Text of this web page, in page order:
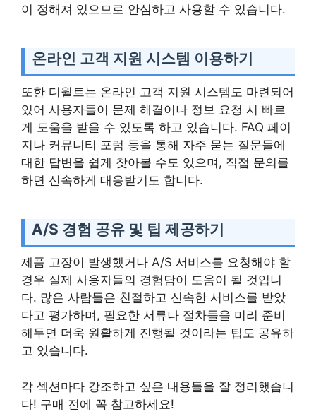
이 정해져 있으므로 안심하고 사용할 수 있습니다.
온라인 고객 지원 시스템 이용하기
또한 디월트는 온라인 고객 지원 시스템도 마련되어
있어 사용자들이 문제 해결이나 정보 요청 시 빠르
게 도움을 받을 수 있도록 하고 있습니다. FAQ 페이
지나 커뮤니티 포럼 등을 통해 자주 묻는 질문들에
대한 답변을 쉽게 찾아볼 수도 있으며, 직접 문의를
하면 신속하게 대응받기도 합니다.
A/S 경험 공유 및 팁 제공하기
제품 고장이 발생했거나 A/S 서비스를 요청해야 할
경우 실제 사용자들의 경험담이 도움이 될 것입니
다. 많은 사람들은 친절하고 신속한 서비스를 받았
다고 평가하며, 필요한 서류나 절차들을 미리 준비
해두면 더욱 원활하게 진행될 것이라는 팁도 공유하
고 있습니다.
각 섹션마다 강조하고 싶은 내용들을 잘 정리했습니
다! 구매 전에 꼭 참고하세요!